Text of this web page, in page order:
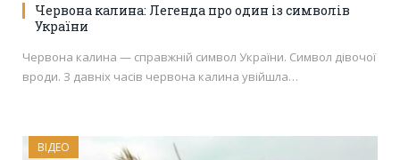
Червона калина: Легенда про один із символів
України
Червона калина — справжній символ України. Символ дівочої
вроди. З давніх часів червона калина увійшла…
ВІДЕО